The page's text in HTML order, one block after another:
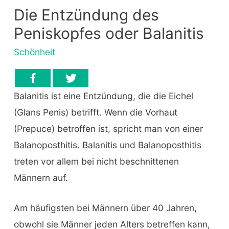
Die Entzündung des
Peniskopfes oder Balanitis
Schönheit
Balanitis ist eine Entzündung, die die Eichel
(Glans Penis) betrifft. Wenn die Vorhaut
(Prepuce) betroffen ist, spricht man von einer
Balanoposthitis. Balanitis und Balanoposthitis
treten vor allem bei nicht beschnittenen
Männern auf.
Am häufigsten bei Männern über 40 Jahren,
obwohl sie Männer jeden Alters betreffen kann,